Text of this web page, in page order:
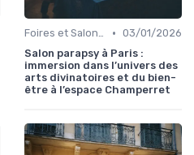
Foires et Salons Grand Public • 03/01/2026
Salon parapsy à Paris :
immersion dans l’univers des
arts divinatoires et du bien-
être à l’espace Champerret